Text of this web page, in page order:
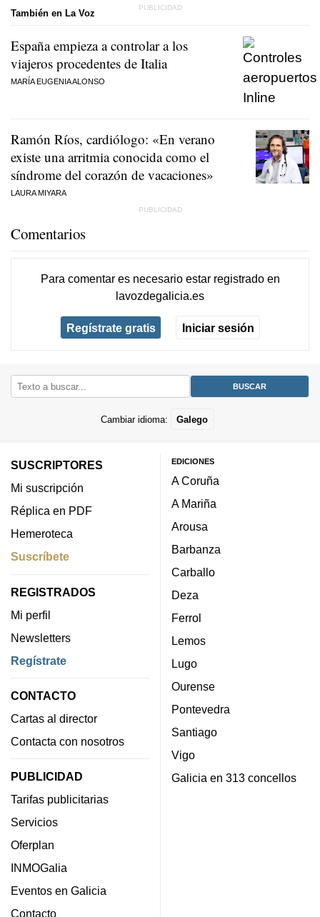
También en La Voz
España empieza a controlar a los
viajeros procedentes de Italia
MARÍA EUGENIA ALONSO
Ramón Ríos, cardiólogo: «En verano
existe una arritmia conocida como el
síndrome del corazón de vacaciones»
LAURA MIYARA
Comentarios
Para comentar es necesario estar registradoen
lavozdegalicia.es
Regístrate gratis Iniciar sesión
Cambiar idioma: Galego
SUSCRIPTORES
Mi suscripción
Réplica en PDF
Hemeroteca
Suscríbete
REGISTRADOS
Mi perfil
Newsletters
Regístrate
CONTACTO
Cartas al director
Contacta con nosotros
PUBLICIDAD
Tarifas publicitarias
Servicios
Oferplan
INMOGalia
Eventos en Galicia
Contacto
EDICIONES
A Coruña
A Mariña
Arousa
Barbanza
Carballo
Deza
Ferrol
Lemos
Lugo
Ourense
Pontevedra
Santiago
Vigo
Galicia en 313 concellos